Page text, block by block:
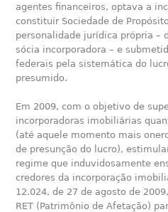
agentes financeiros, optava a
constituir Sociedade de
personalidade jurídica própria –
sócia incorporadora – e
federais pela sistemática do
presumido.
Em 2009, com o objetivo de
incorporadoras imobiliárias
(até aquele momento mais
de presunção do lucro),
regime que induvidosamente
credores da incorporação
12.024, de 27 de agosto de
RET (Patrimônio de Afetação)